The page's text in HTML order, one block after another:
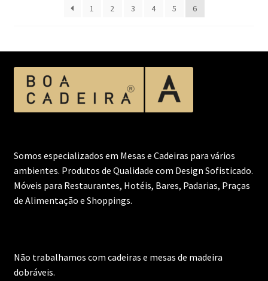
1 2 3 4 5 6
Somos especializados em Mesas e Cadeiras para vários
ambientes. Produtos de Qualidade com Design Sofisticado.
Móveis para Restaurantes, Hotéis, Bares, Padarias, Praças
de Alimentação e Shoppings.
Não trabalhamos com cadeiras e mesas de madeira
dobráveis.